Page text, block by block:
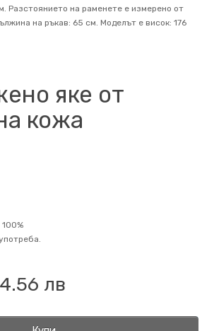
Разстоянието на раменете е измерено от
на ръкав: 65 см. Mоделът е висок: 176
яке от
кожа
лв